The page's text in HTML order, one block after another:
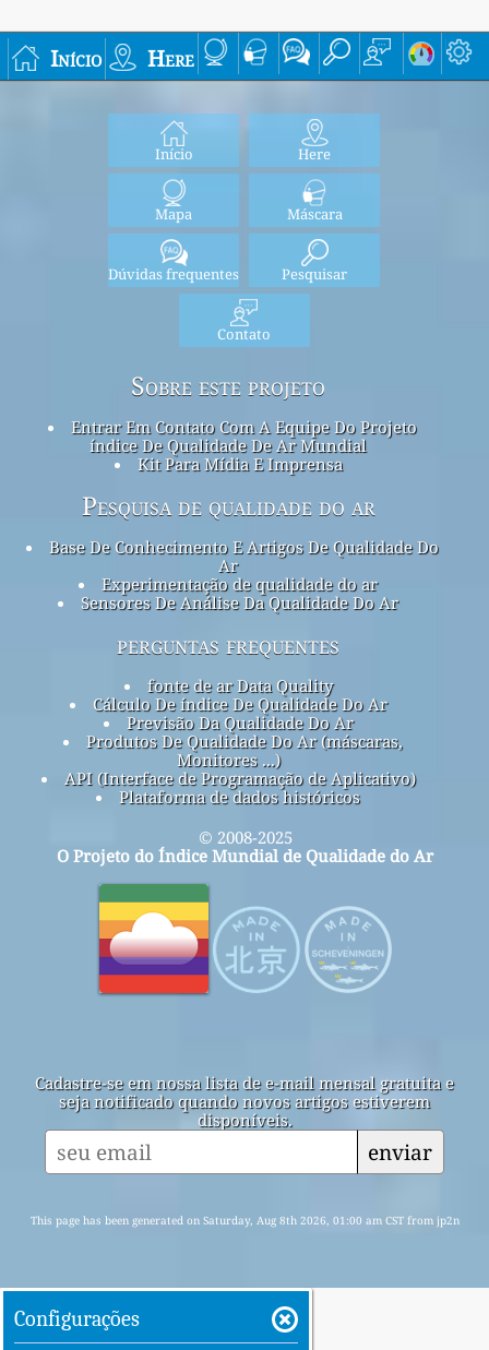
Início Here
Início Here
Mapa Máscara
Dúvidas frequentes Pesquisar
Contato
Sobre este projeto
Entrar Em Contato Com A Equipe Do Projeto
índice De Qualidade De Ar Mundial
Kit Para Mídia E Imprensa
Pesquisa de qualidade do ar
Base De Conhecimento E Artigos De Qualidade Do
Ar
Experimentação de qualidade do ar
Sensores De Análise Da Qualidade Do Ar
perguntas frequentes
fonte de ar Data Quality
Cálculo De índice De Qualidade Do Ar
Previsão Da Qualidade Do Ar
Produtos De Qualidade Do Ar (máscaras,
Monitores ...)
API (Interface de Programação de Aplicativo)
Plataforma de dados históricos
© 2008-2025
O Projeto do Índice Mundial de Qualidade do Ar
Cadastre-se em nossa lista de e-mail mensal gratuita e
seja notificado quando novos artigos estiverem
disponíveis.
enviar
This page has been generated on Saturday, Aug 8th 2026, 01:00 am CST from jp2n
Configurações